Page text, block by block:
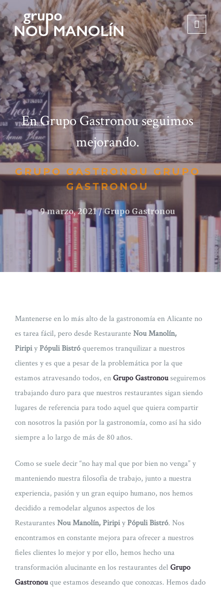
En Grupo Gastronou seguimos
mejorando.
GRUPO GASTRONOU GRUPO
GASTRONOU
9 marzo, 2021 Grupo Gastronou
Mantenerse en lo más alto de la gastronomía en Alicante no
es tarea fácil, pero desde RestauranteNou Manolín,
PiripiyPópuli Bistróqueremos tranquilizar a nuestros
clientes y es que a pesar de la problemática por la que
estamos atravesando todos, enGrupo Gastronouseguiremos
trabajando duro para que nuestros restaurantes sigan siendo
lugares de referencia para todo aquel que quiera compartir
con nosotros la pasión por la gastronomía, como así ha sido
siempre a lo largo de más de 80 años.
Como se suele decir “no hay mal que por bien no venga” y
manteniendo nuestra filosofía de trabajo, junto a nuestra
experiencia, pasión y un gran equipo humano, nos hemos
decidido a remodelar algunos aspectos de los
Restaurantes Nou Manolín, PiripiyPópuli Bistró. Nos
encontramos en constante mejora para ofrecer a nuestros
fieles clientes lo mejor y por ello, hemos hecho una
transformación alucinante en los restaurantes delGrupo
Gastronouque estamos deseando que conozcas. Hemos dado